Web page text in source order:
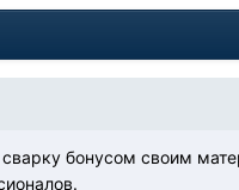
бонусом своим